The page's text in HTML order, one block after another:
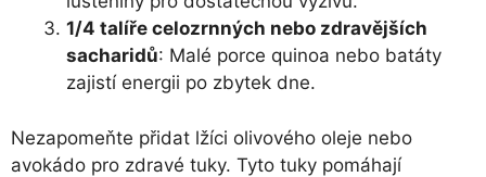
1/4 talíře celozrnných nebo zdravějších
sacharidů: Malé porce quinoa nebo batáty
zajistí energii po zbytek dne.
Nezapomeňte přidat lžíci olivového oleje nebo
avokádo pro zdravé tuky. Tyto tuky pomáhají